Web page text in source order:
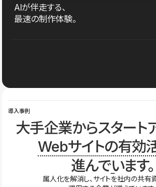
AIが伴走する、
最速の制作体験。
導入事例
大手企業からスタート
Webサイトの有効
進んでいます。
属人化を解消し、サイトを社内の共有